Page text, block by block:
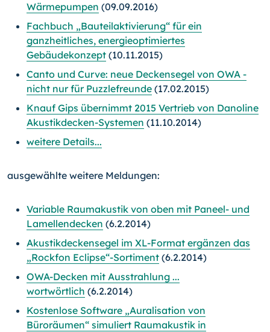
Wärmepumpen (09.09.2016)
Fachbuch „Bauteilaktivierung“ für ein
ganzheitliches, energieoptimiertes
Gebäudekonzept (10.11.2015)
Canto und Curve: neue Deckensegel von OWA -
nicht nur für Puzzlefreunde (17.02.2015)
Knauf Gips übernimmt 2015 Vertrieb von Danoline
Akustikdecken-Systemen (11.10.2014)
weitere Details...
ausgewählte weitere Meldungen:
Variable Raumakustik von oben mit Paneel- und
Lamellendecken (6.2.2014)
Akustikdeckensegel im XL-Format ergänzen das
„Rockfon Eclipse“-Sortiment (6.2.2014)
OWA-Decken mit Ausstrahlung ...
wortwörtlich (6.2.2014)
Kostenlose Software „Auralisation von
Büroräumen“ simuliert Raumakustik in